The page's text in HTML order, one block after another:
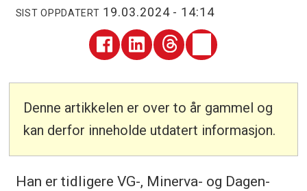
SIST OPPDATERT 19.03.2024 - 14:14
Denne artikkelen er over to år gammel og
kan derfor inneholde utdatert informasjon.
Han er tidligere VG-, Minerva- og Dagen-